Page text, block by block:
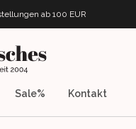
ab 100 EUR
Sale% Kontakt